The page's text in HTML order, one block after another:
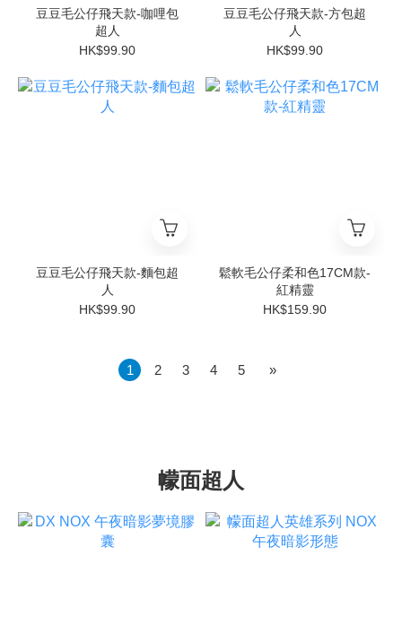
豆豆毛公仔飛天款-咖哩包
超人
HK$99.90
豆豆毛公仔飛天款-方包超
人
HK$99.90
豆豆毛公仔飛天款-麵包超
人
HK$99.90
鬆軟毛公仔柔和色17CM款-
紅精靈
HK$159.90
1 2 3 4 5 »
幪面超人